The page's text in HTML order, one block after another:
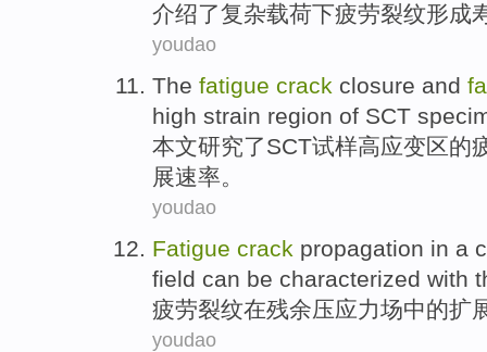
介绍了复杂载荷下疲劳裂纹形成
youdao
The fatigue crack closure and
high strain region of SCT
本文研究了SCT试样高应变区的
展速率。
youdao
Fatigue crack propagation in a
field can be characterized with
疲劳裂纹在残余压应力场中的扩
youdao